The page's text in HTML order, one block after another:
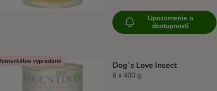
Upozornenie o
dostupnosti
vypredané Dog´s Love Insect
6 x 400 g